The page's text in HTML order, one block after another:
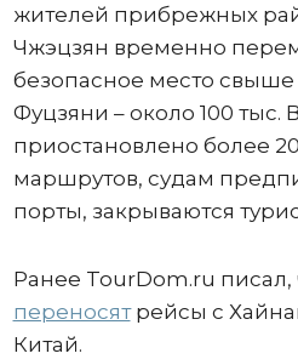
жителей прибрежных
Чжэцзян временно
безопасное место свыше
Фуцзяни – около 100 тыс.
приостановлено более
маршрутов, судам
порты, закрываются
Ранее TourDom.ru
переносятрейсы с
Китай.